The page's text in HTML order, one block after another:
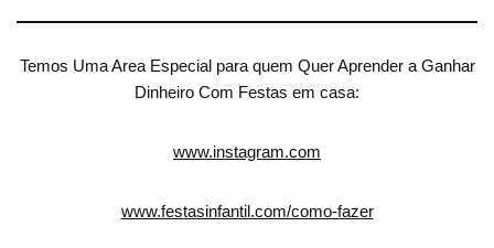
Temos Uma Area Especial para quem Quer Aprender a Ganhar
Dinheiro Com Festas em casa:
www.instagram.com
www.festasinfantil.com/como-fazer